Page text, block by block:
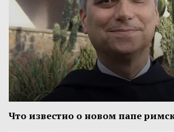
Что известно о новом папе